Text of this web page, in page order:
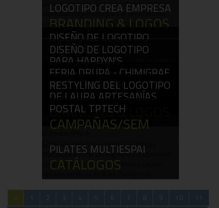
LOGOTIPO CREA EMPRESA
BRANDING & LOGOS
DISEÑO DE LOGOTIPO
PARA ABRIPOOL
BRANDING & LOGOS
DISEÑO DE LOGOTIPO
PARA HARDYN'S
BRANDING & LOGOS
FERIA DRUPA - CHIMIGRAF
WEB
SME - FRESHINK
WEB
RESTYLING DEL LOGOTIPO
DE LAURA ARTESANÍAS
BRANDING & LOGOS
POSTAL TPTECH
CAMPAÑAS/SEM
PILATES MULTIESPAI
CATÁLOGOS
« 1 2 3 4 5 6 7 8 9 10
11